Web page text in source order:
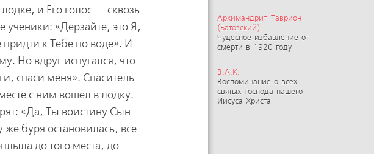
Архимандрит Таврион
(Батозский)
Чудесное избавление от
смерти в 1920 году
В.А.К.
Воспоминание о всех
святых Господа нашего
Иисуса Христа
и Его голос — сквозь
ученики: «Дерзайте, это Я,
придти к Тебе по воде». И
Но вдруг испугался, что
спаси меня». Спаситель
с ним вошел в лодку.
«Да, Ты воистину Сын
буря остановилась, все
до того места, до